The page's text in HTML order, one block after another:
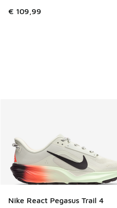
€ 109,99
Nike React Pegasus Trail 4